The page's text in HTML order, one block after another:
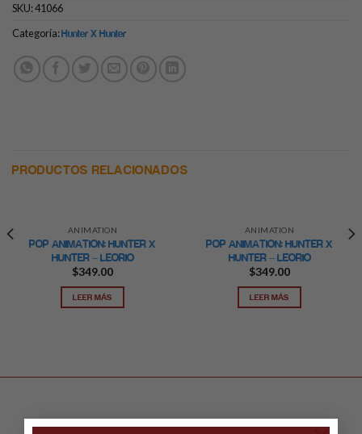
SKU:41066
Categoría:Hunter X Hunter
PRODUCTOS RELACIONADOS
ANIMATION
POP ANIMATION: HUNTER X
HUNTER – LEORIO
$349.00
LEER MÁS
ANIMATION
POP ANIMATION: HUNTER X
HUNTER – LEORIO
$349.00
LEER MÁS